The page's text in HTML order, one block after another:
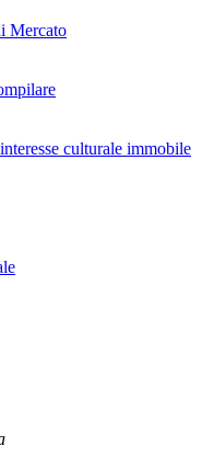
Mercato
culturale immobile